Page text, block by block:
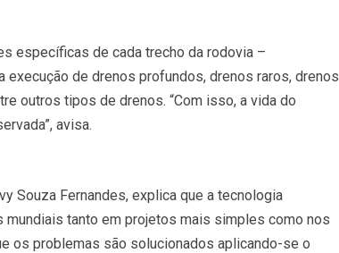
específicas de cada trecho da rodovia –
de drenos profundos, drenos raros, drenos
outros tipos de drenos. “Com isso, a vida do
avisa.
Souza Fernandes, explica que a tecnologia
tanto em projetos mais simples como nos
os problemas são solucionados aplicando-se o